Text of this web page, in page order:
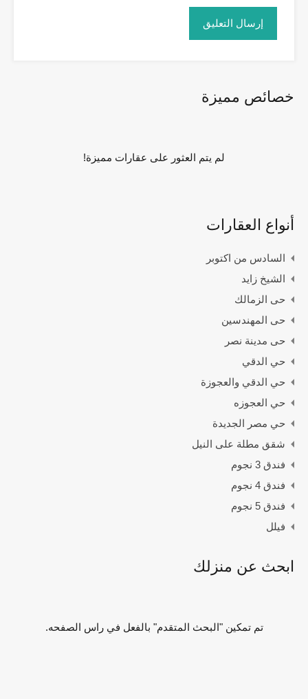
خصائص مميزة
لم يتم العثور على عقارات مميزة!
أنواع العقارات
السادس من اكتوبر
الشيخ زايد
حى الزمالك
حى المهندسين
حى مدينة نصر
حي الدقي
حي الدقي والعجوزة
حي العجوزه
حي مصر الجديدة
شقق مطلة على النيل
فندق 3 نجوم
فندق 4 نجوم
فندق 5 نجوم
فيلل
ابحث عن منزلك
تم تمكين "البحث المتقدم" بالفعل في راس الصفحه.